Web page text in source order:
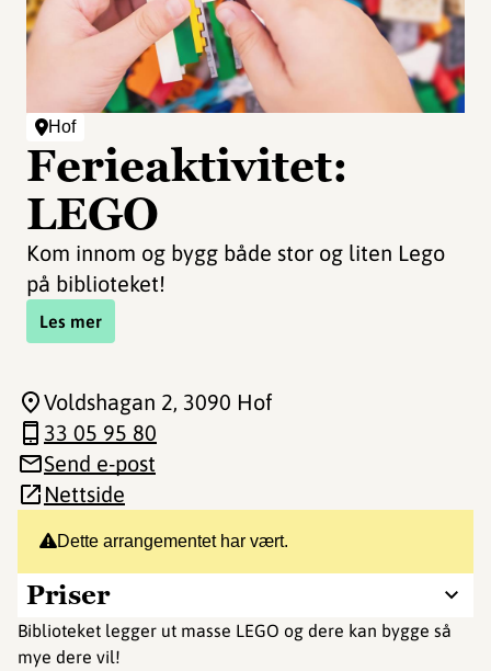
Hof
Ferieaktivitet:
LEGO
Kom innom og bygg både stor og liten Lego
på biblioteket!
Les mer
Dette arrangementet har vært.
Priser
Biblioteket legger ut masse LEGO og dere kan bygge så
mye dere vil!
Voldshagan 2, 3090 Hof
33 05 95 80
Send e-post
Nettside